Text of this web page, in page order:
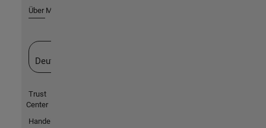
Über MathWorks
Deutschland
Trust
Center
Handelsmarken